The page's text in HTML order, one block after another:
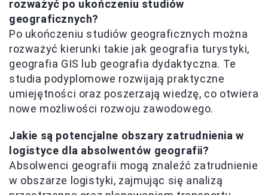
rozważyć po ukończeniu studiów
geograficznych?
Po ukończeniu studiów geograficznych można
rozważyć kierunki takie jak geografia turystyki,
geografia GIS lub geografia dydaktyczna. Te
studia podyplomowe rozwijają praktyczne
umiejętności oraz poszerzają wiedzę, co otwiera
nowe możliwości rozwoju zawodowego.
Jakie są potencjalne obszary zatrudnienia w
logistyce dla absolwentów geografii?
Absolwenci geografii mogą znaleźć zatrudnienie
w obszarze logistyki, zajmując się analizą